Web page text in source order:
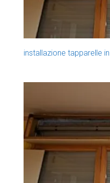
installazione tapparelle